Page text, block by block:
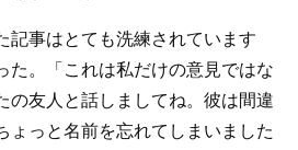
記事はとても洗練されています
た。「これは私だけの意見ではな
の友人と話しましてね。彼は間違
ょっと名前を忘れてしまいました